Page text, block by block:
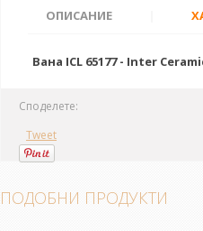
ОПИСАНИЕ
Вана ICL 65177 - Inter
Споделете:
Tweet
ПОДОБНИ ПРОДУКТИ